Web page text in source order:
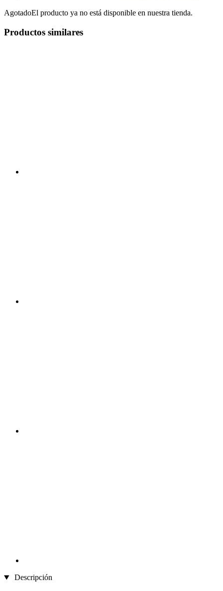
AgotadoEl producto ya no está disponible en nuestra tienda.
Productos similares
Descripción